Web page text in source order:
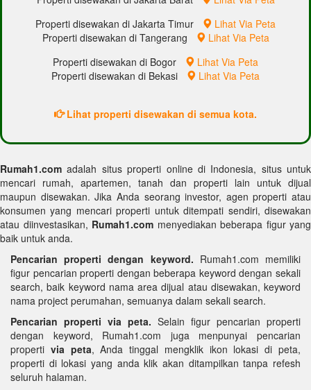
Properti disewakan di Jakarta Timur
Lihat Via Peta
Properti disewakan di Tangerang
Lihat Via Peta
Properti disewakan di Bogor
Lihat Via Peta
Properti disewakan di Bekasi
Lihat Via Peta
Lihat properti disewakan di semua kota.
Rumah1.com adalah situs properti online di Indonesia, situs untuk
mencari rumah, apartemen, tanah dan properti lain untuk dijual
maupun disewakan. Jika Anda seorang investor, agen properti atau
konsumen yang mencari properti untuk ditempati sendiri, disewakan
atau diinvestasikan, Rumah1.com menyediakan beberapa figur yang
baik untuk anda.
Pencarian properti dengan keyword. Rumah1.com memiliki
figur pencarian properti dengan beberapa keyword dengan sekali
search, baik keyword nama area dijual atau disewakan, keyword
nama project perumahan, semuanya dalam sekali search.
Pencarian properti via peta. Selain figur pencarian properti
dengan keyword, Rumah1.com juga menpunyai pencarian
properti via peta, Anda tinggal mengklik ikon lokasi di peta,
properti di lokasi yang anda klik akan ditampilkan tanpa refesh
seluruh halaman.